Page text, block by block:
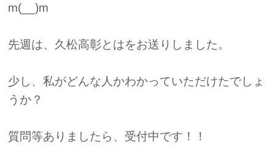
m(__)m
先週は、久松高彰とはをお送りしました。
少し、私がどんな人かわかっていただけたでしょ
うか？
質問等ありましたら、受付中です！！